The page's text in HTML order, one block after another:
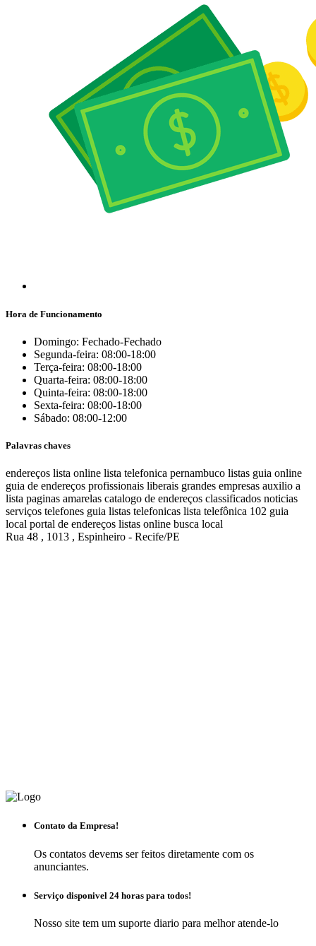
Hora de Funcionamento
Domingo: Fechado-Fechado
Segunda-feira: 08:00-18:00
Terça-feira: 08:00-18:00
Quarta-feira: 08:00-18:00
Quinta-feira: 08:00-18:00
Sexta-feira: 08:00-18:00
Sábado: 08:00-12:00
Palavras chaves
endereços lista online lista telefonica pernambuco listas guia online
guia de endereços profissionais liberais grandes empresas auxilio a
lista paginas amarelas catalogo de endereços classificados noticias
serviços telefones guia listas telefonicas lista telefônica 102 guia
local portal de endereços listas online busca local
Rua 48 , 1013 , Espinheiro - Recife/PE
Contato da Empresa!
Os contatos devems ser feitos diretamente com os
anunciantes.
Serviço disponivel 24 horas para todos!
Nosso site tem um suporte diario para melhor atende-lo